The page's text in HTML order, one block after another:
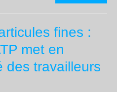
fines :
met en
des travailleurs